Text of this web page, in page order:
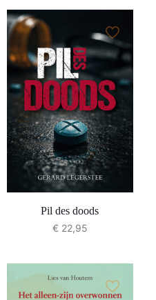
Pil des doods
€22,95